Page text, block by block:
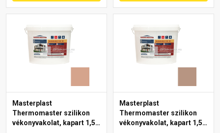
Masterplast
Thermomaster szilikon
vékonyvakolat, kapart 1,5
Masterplast
Thermomaster szilikon
vékonyvakolat, kapart 1,5